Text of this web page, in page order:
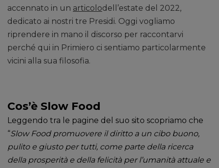
accennato in un articolodell’estate del 2022,
dedicato ai nostri tre Presidi. Oggi vogliamo
riprendere in mano il discorso per raccontarvi
perché qui in Primiero ci sentiamo particolarmente
vicini alla sua filosofia.
Cos’è Slow Food
Leggendo tra le pagine del suo sito scopriamo che
“Slow Food promuovere il diritto a un cibo buono,
pulito e giusto per tutti, come parte della ricerca
della prosperità e della felicità per l’umanità attuale e